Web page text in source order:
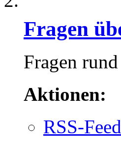
Fragen
Fragen
Aktionen:
RSS-